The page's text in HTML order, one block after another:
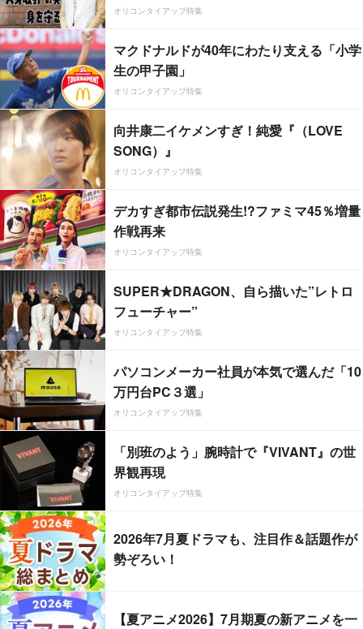
オリコンタイアップ特集
マクドナルドが40年にわたり支える「小学
生の甲子園」
オリコンタイアップ特集
向井康二イケメンすぎ！純愛『（LOVE
SONG）』
オリコンタイアップ特集
デカすぎ都市伝説発生!?ファミマ45％増量
作戦再来
オリコンタイアップ特集
SUPER★DRAGON、自ら描いた”レトロ
フューチャー”
オリコンタイアップ特集
パソコンメーカー社員が本気で選んだ「10
万円台PC３選」
オリコンタイアップ特集
「別班のよう」腕時計で『VIVANT』の世
界観再現
オリコンタイアップ特集
2026年7月夏ドラマも、注目作＆話題作が
勢ぞろい！
【夏アニメ2026】7月期夏の新アニメを一